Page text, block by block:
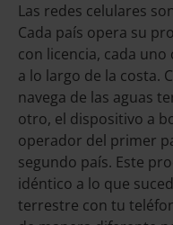
Las redes celulares
Cada país opera su
con licencia, cada
a lo largo de la costa.
navega de las aguas
otro, el dispositivo a
operador del primer
segundo país. Este
idéntico a lo que
terrestre con tu